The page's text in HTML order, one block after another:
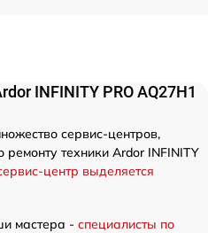
INFINITY PRO AQ27H1
сервис-центров,
техники Ardor INFINITY
центр выделяется
мастера - специалисты по